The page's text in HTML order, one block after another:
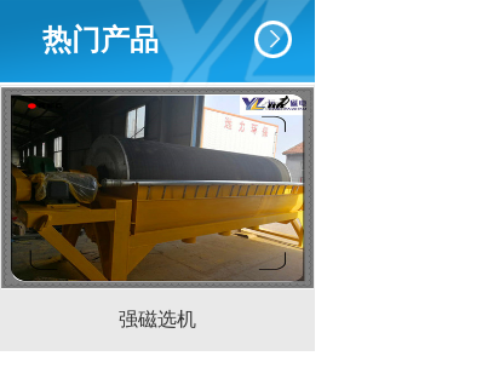
热门产品
强磁选机